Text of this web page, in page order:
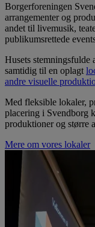
Borgerforeningen
arrangementer og
andet til livemusik,
publikumsrettede
Husets stemningsfulde
samtidig til en oplagt
andre visuelle
Med fleksible lokaler,
placering i Svendborg
produktioner og større
Mere om vores lokaler